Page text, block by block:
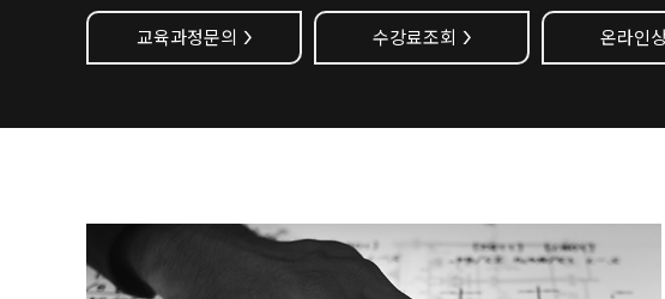
교육과정문의 > 수강료조회 > 온라인